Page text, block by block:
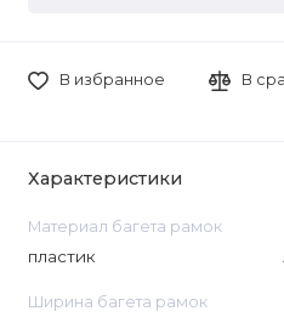
В избранное В
Характеристики
Материал багета рамок
пластик
Ширина багета рамок